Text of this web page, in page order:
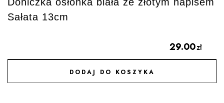
Sałata 13cm
29.00zł
DODAJ DO KOSZYKA
DODAJ DO ULUBIONYCH